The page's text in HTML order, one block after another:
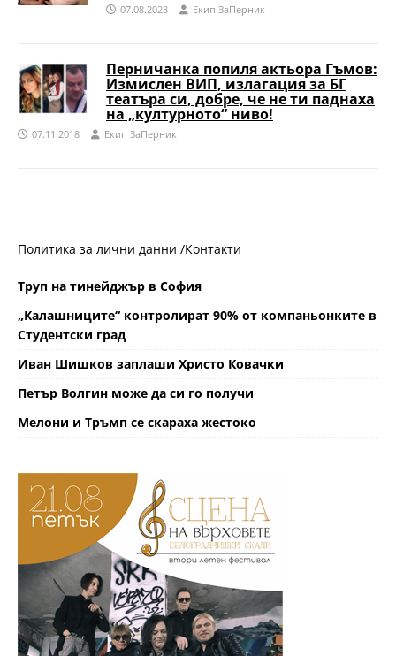
07.08.2023 Eкип ЗаПерник
Перничанка попиля актьора Гъмов:
Измислен ВИП, излагация за БГ
театъра си, добре, че нe ти паднаха
на „културното“ ниво!
07.11.2018 Eкип ЗаПерник
Политика за лични данни /Контакти
Труп на тинейджър в София
„Калашниците“ контролират 90% от компаньонките в
Студентски град
Иван Шишков заплаши Христо Ковачки
Петър Волгин може да си го получи
Мелони и Тръмп се скараха жестоко